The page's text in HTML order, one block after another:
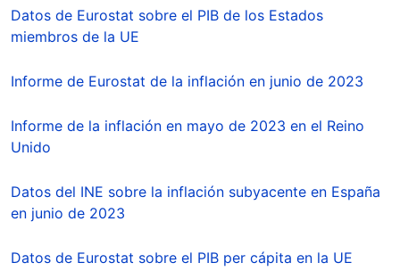
Datos de Eurostat sobre el PIB de los Estados
miembros de la UE
Informe de Eurostat de la inflación en junio de 2023
Informe de la inflación en mayo de 2023 en el Reino
Unido
Datos del INE sobre la inflación subyacente en España
en junio de 2023
Datos de Eurostat sobre el PIB per cápita en la UE